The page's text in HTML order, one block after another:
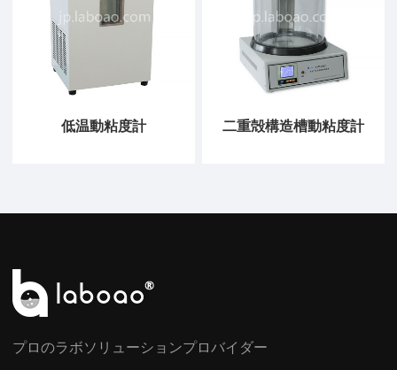
低温動粘度計 二重殻構造槽動粘度計
プロのラボソリューションプロバイダー